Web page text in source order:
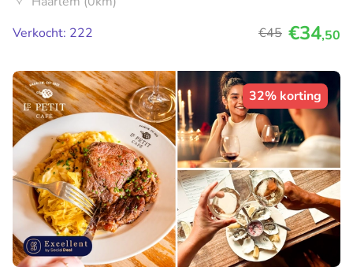
Verkocht: 222
€45 €34,50
32% korting